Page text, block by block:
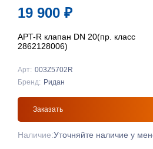
19 900 ₽
APT-R клапан DN 20(пр. класс
2862128006)
Арт: 003Z5702R
Бренд: Ридан
Заказать
Наличие:Уточняйте наличие у